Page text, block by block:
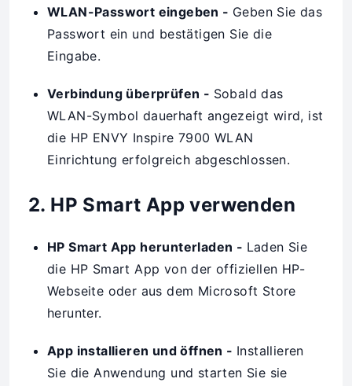
WLAN-Passwort eingeben - Geben Sie das
Passwort ein und bestätigen Sie die
Eingabe.
Verbindung überprüfen - Sobald das
WLAN-Symbol dauerhaft angezeigt wird, ist
die HP ENVY Inspire 7900 WLAN
Einrichtung erfolgreich abgeschlossen.
2. HP Smart App verwenden
HP Smart App herunterladen - Laden Sie
die HP Smart App von der offiziellen HP-
Webseite oder aus dem Microsoft Store
herunter.
App installieren und öffnen - Installieren
Sie die Anwendung und starten Sie sie